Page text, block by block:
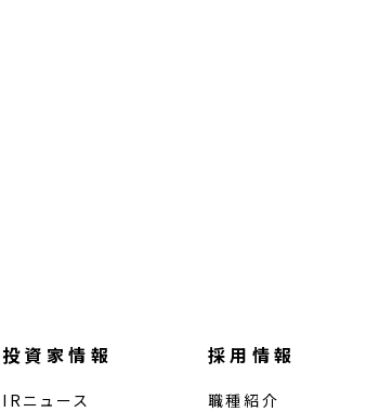
投資家情報
IRニュース
採用情報
職種紹介